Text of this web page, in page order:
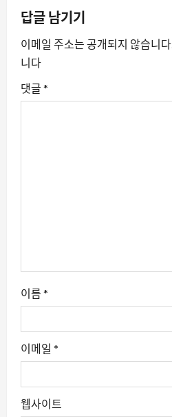
이
션
답글 남기기
이메일 주소는 공개되지 않습니다.
니다
댓글 *
이름 *
이메일 *
웹사이트